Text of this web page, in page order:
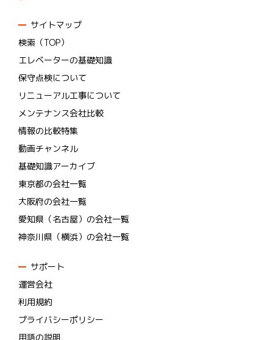
サイトマップ
検索（TOP）
エレベーターの基礎知識
保守点検について
リニューアル工事について
メンテナンス会社比較
情報の比較特集
動画チャンネル
基礎知識アーカイブ
東京都の会社一覧
大阪府の会社一覧
愛知県（名古屋）の会社一覧
神奈川県（横浜）の会社一覧
サポート
運営会社
利用規約
プライバシーポリシー
用語の説明